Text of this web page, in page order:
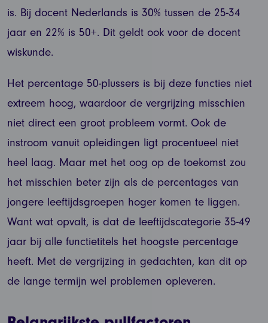
is. Bij docent Nederlands is 30% tussen de 25-34
jaar en 22% is 50+. Dit geldt ook voor de docent
wiskunde.
Het percentage 50-plussers is bij deze functies niet
extreem hoog, waardoor de vergrijzing misschien
niet direct een groot probleem vormt. Ook de
instroom vanuit opleidingen ligt procentueel niet
heel laag. Maar met het oog op de toekomst zou
het misschien beter zijn als de percentages van
jongere leeftijdsgroepen hoger komen te liggen.
Want wat opvalt, is dat de leeftijdscategorie 35-49
jaar bij alle functietitels het hoogste percentage
heeft. Met de vergrijzing in gedachten, kan dit op
de lange termijn wel problemen opleveren.